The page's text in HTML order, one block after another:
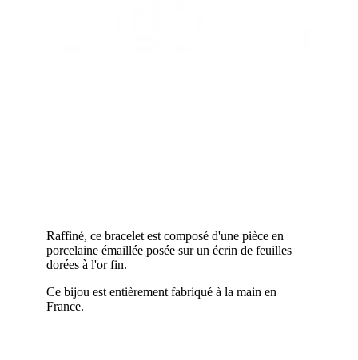
Raffiné, ce bracelet est composé d'une pièce en
porcelaine émaillée posée sur un écrin de feuilles
dorées à l'or fin.
Ce bijou est entièrement fabriqué à la main en
France.